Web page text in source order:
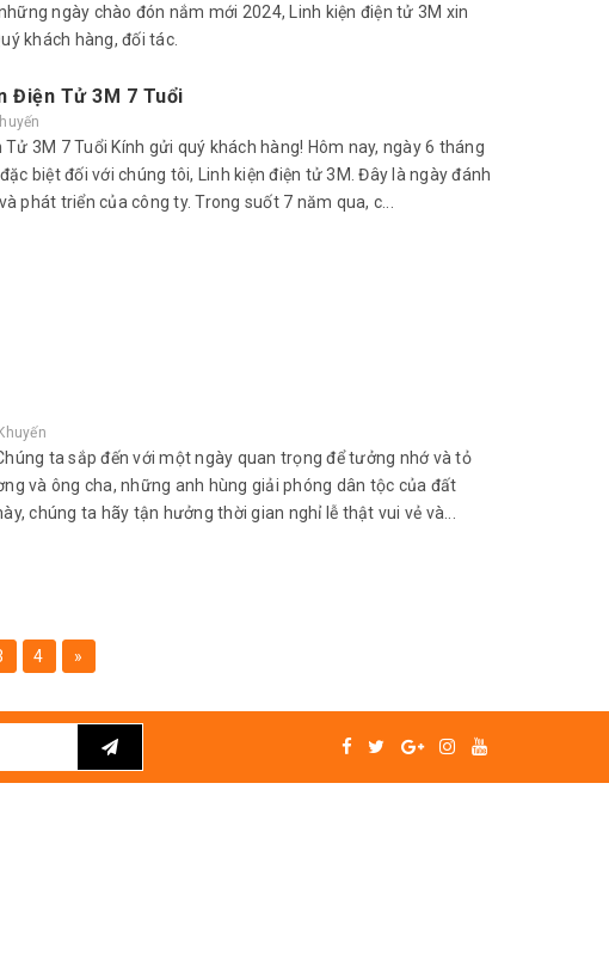
ngày chào đón nắm mới 2024, Linh kiện điện tử 3M xin
khách hàng, đối tác.
Điện Tử 3M 7 Tuổi
Tử 3M 7 Tuổi Kính gửi quý khách hàng! Hôm nay, ngày 6 tháng
biệt đối với chúng tôi, Linh kiện điện tử 3M. Đây là ngày đánh
phát triển của công ty. Trong suốt 7 năm qua, c...
ta sắp đến với một ngày quan trọng để tưởng nhớ và tỏ
và ông cha, những anh hùng giải phóng dân tộc của đất
chúng ta hãy tận hưởng thời gian nghỉ lễ thật vui vẻ và...
4 »